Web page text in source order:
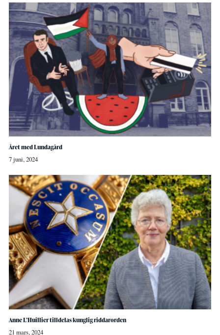
Året med Lundagård
7 juni, 2024
Anne L’Huillier tilldelas kunglig riddarorden
21 mars, 2024